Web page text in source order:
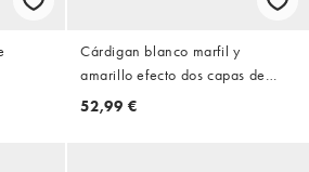
Cárdigan blanco marfil y
amarillo efecto dos capas de
punto de Topshop
52,99 €